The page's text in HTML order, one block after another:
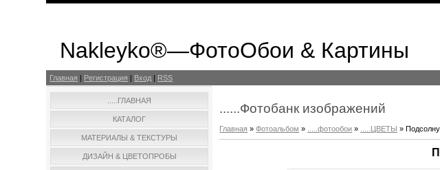
Nakleyko®—ФотоОбои & Картины
Главная | Регистрация | Вход | RSS
.....ГЛАВНАЯ
КАТАЛОГ
МАТЕРИАЛЫ & ТЕКСТУРЫ
ДИЗАЙН & ЦВЕТОПРОБЫ
......Фотобанк изображений
Главная »Фотоальбом » .....фотообои » .....ЦВЕТЫ »